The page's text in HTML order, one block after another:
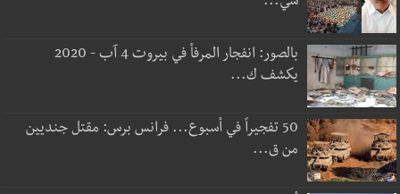
بالصور: انفجار المرفأ في بيروت 4 آب - 2020
يكشف ك...
50 تفجيراً في أسبوع... فرانس برس: مقتل جنديين
من ق...